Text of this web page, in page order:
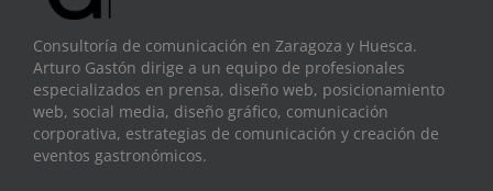
Consultoría de comunicación en Zaragoza y Huesca.
Arturo Gastón dirige a un equipo de profesionales
especializados en prensa, diseño web, posicionamiento
web, social media, diseño gráfico, comunicación
corporativa, estrategias de comunicación y creación de
eventos gastronómicos.